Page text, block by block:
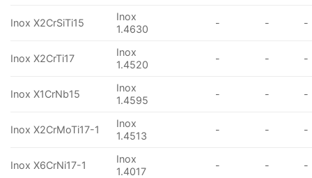
Inox X2CrSiTi15
Inox
1.4630
- - -
Inox X2CrTi17
Inox
1.4520
- - -
Inox X1CrNb15
Inox
1.4595
- - -
Inox X2CrMoTi17-1
Inox
1.4513
- - -
Inox X6CrNi17-1
Inox
1.4017
- - -